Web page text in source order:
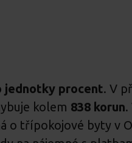
jednotky procent. V
kolem 838 korun.
o třípokojové byty v